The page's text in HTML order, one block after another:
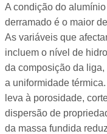
A condição do
derramado é o maior
As variáveis que
incluem o nível de
da composição da
a uniformidade
leva à porosidade,
dispersão de
da massa fundida